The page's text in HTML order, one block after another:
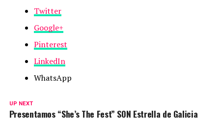
Twitter
Google+
Pinterest
LinkedIn
WhatsApp
UP NEXT
Presentamos “She’s The Fest” SON Estrella de Galicia